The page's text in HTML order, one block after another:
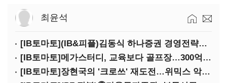
최윤석
[IB토마토](IB&피플)김동식 하나증권 경영전략본부장
[IB토마토]메가스터디, 교육보다 골프장…300억 대여 뒤 보증 리스크
[IB토마토]장현국의 '크로쓰' 재도전…위믹스 악몽 지울 수 있나